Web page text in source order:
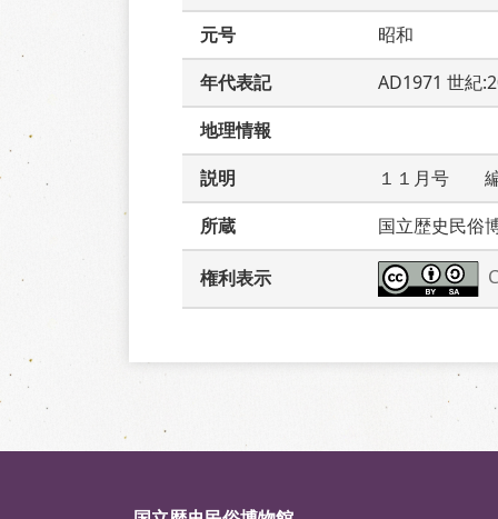
元号
昭和
年代表記
AD1971 世紀
地理情報
説明
１１月号　　
所蔵
国立歴史民俗
権利表示